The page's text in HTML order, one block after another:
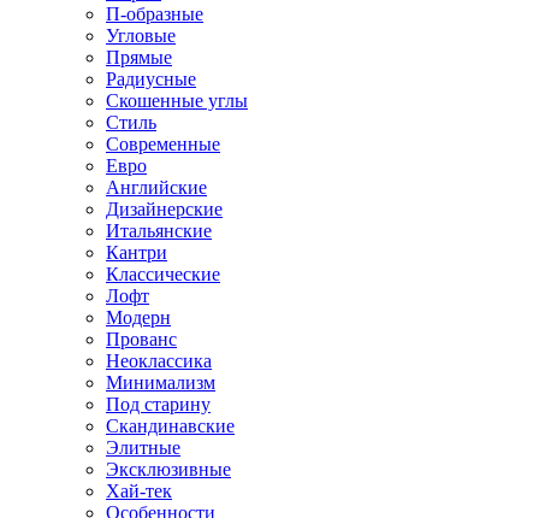
П-образные
Угловые
Прямые
Радиусные
Скошенные углы
Стиль
Современные
Евро
Английские
Дизайнерские
Итальянские
Кантри
Классические
Лофт
Модерн
Прованс
Неоклассика
Минимализм
Под старину
Скандинавские
Элитные
Эксклюзивные
Хай-тек
Особенности